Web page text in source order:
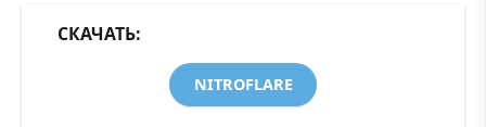
СКАЧАТЬ:
NITROFLARE